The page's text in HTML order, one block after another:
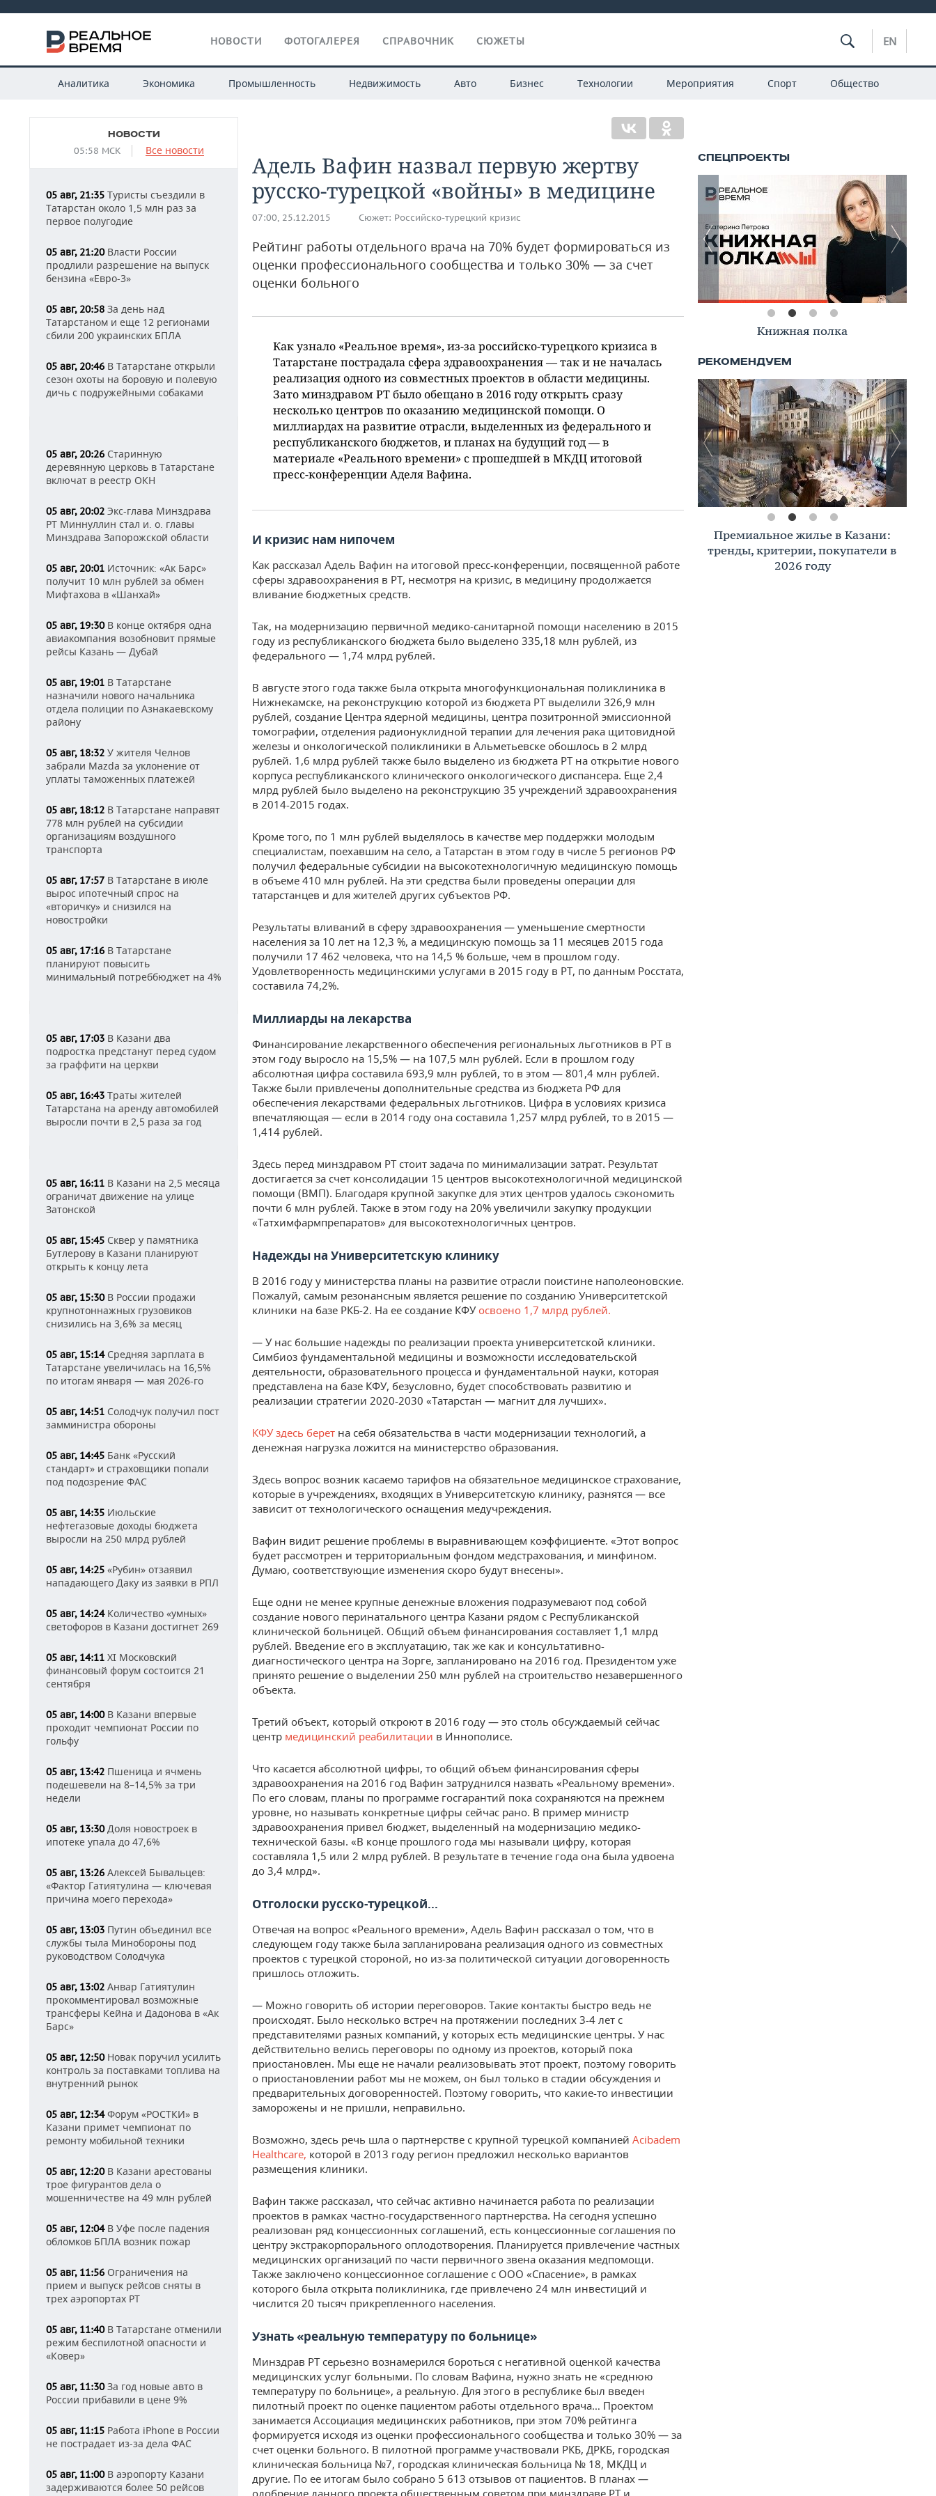
НОВОСТИ ФОТОГАЛЕРЕЯ СПРАВОЧНИК СЮЖЕТЫ EN
Аналитика Экономика Промышленность Недвижимость Авто Бизнес Технологии Мероприятия Спорт Общество
НОВОСТИ
05:58 МСК Все новости
05 авг, 21:35 Туристы съездили в
Татарстан около 1,5 млн раз за
первое полугодие
05 авг, 21:20Власти России
продлили разрешение на выпуск
бензина «Евро-3»
05 авг, 20:58 За день над
Татарстаном и еще 12 регионами
сбили 200 украинских БПЛА
05 авг, 20:46 В Татарстане открыли
сезон охоты на боровую и полевую
дичь с подружейными собаками
05 авг, 20:26 Старинную
деревянную церковь в Татарстане
включат в реестр ОКН
05 авг, 20:02 Экс-глава Минздрава
РТ Миннуллин стал и. о. главы
Минздрава Запорожской области
05 авг, 20:01 Источник: «Ак Барс»
получит 10 млн рублей за обмен
Мифтахова в «Шанхай»
05 авг, 19:30В конце октября одна
авиакомпания возобновит прямые
рейсы Казань — Дубай
05 авг, 19:01 В Татарстане
назначили нового начальника
отдела полиции по Азнакаевскому
району
05 авг, 18:32 У жителя Челнов
забрали Mazda за уклонение от
уплаты таможенных платежей
05 авг, 18:12 В Татарстане направят
778 млн рублей на субсидии
организациям воздушного
транспорта
05 авг, 17:57 В Татарстане в июле
вырос ипотечный спрос на
«вторичку» и снизился на
новостройки
05 авг, 17:16 В Татарстане
планируют повысить
минимальный потреббюджет на 4%
05 авг, 17:03 В Казани два
подростка предстанут перед судом
за граффити на церкви
05 авг, 16:43 Траты жителей
Татарстана на аренду автомобилей
выросли почти в 2,5 раза за год
05 авг, 16:11 В Казани на 2,5 месяца
ограничат движение на улице
Затонской
05 авг, 15:45 Сквер у памятника
Бутлерову в Казани планируют
открыть к концу лета
05 авг, 15:30В России продажи
крупнотоннажных грузовиков
снизились на 3,6% за месяц
05 авг, 15:14Средняя зарплата в
Татарстане увеличилась на 16,5%
по итогам января — мая 2026-го
05 авг, 14:51 Солодчук получил пост
замминистра обороны
05 авг, 14:45 Банк «Русский
стандарт» и страховщики попали
под подозрение ФАС
05 авг, 14:35 Июльские
нефтегазовые доходы бюджета
выросли на 250 млрд рублей
05 авг, 14:25 «Рубин» отзаявил
нападающего Даку из заявки в РПЛ
05 авг, 14:24Количество «умных»
светофоров в Казани достигнет 269
05 авг, 14:11 XI Московский
финансовый форум состоится 21
сентября
05 авг, 14:00В Казани впервые
проходит чемпионат России по
гольфу
05 авг, 13:42 Пшеница и ячмень
подешевели на 8–14,5% за три
недели
05 авг, 13:30Доля новостроек в
ипотеке упала до 47,6%
05 авг, 13:26 Алексей Бывальцев:
«Фактор Гатиятулина — ключевая
причина моего перехода»
05 авг, 13:03 Путин объединил все
службы тыла Минобороны под
руководством Солодчука
05 авг, 13:02 Анвар Гатиятулин
прокомментировал возможные
трансферы Кейна и Дадонова в «Ак
Барс»
05 авг, 12:50Новак поручил усилить
контроль за поставками топлива на
внутренний рынок
05 авг, 12:34Форум «РОСТКИ» в
Казани примет чемпионат по
ремонту мобильной техники
05 авг, 12:20В Казани арестованы
трое фигурантов дела о
мошенничестве на 49 млн рублей
05 авг, 12:04В Уфе после падения
обломков БПЛА возник пожар
05 авг, 11:56 Ограничения на
прием и выпуск рейсов сняты в
трех аэропортах РТ
05 авг, 11:40В Татарстане отменили
режим беспилотной опасности и
«Ковер»
05 авг, 11:30За год новые авто в
России прибавили в цене 9%
05 авг, 11:15 Работа iPhone в России
не пострадает из-за дела ФАС
05 авг, 11:00В аэропорту Казани
задерживаются более 50 рейсов
Адель Вафин назвал первую жертву
русско-турецкой «войны» в медицине
07:00, 25.12.2015 Сюжет: Российско-турецкий кризис
Рейтинг работы отдельного врача на 70% будет формироваться из
оценки профессионального сообщества и только 30% — за счет
оценки больного
Как узнало «Реальное время», из-за российско-турецкого кризиса в
Татарстане пострадала сфера здравоохранения — так и не началась
реализация одного из совместных проектов в области медицины.
Зато минздравом РТ было обещано в 2016 году открыть сразу
несколько центров по оказанию медицинской помощи. О
миллиардах на развитие отрасли, выделенных из федерального и
республиканского бюджетов, и планах на будущий год — в
материале «Реального времени» с прошедшей в МКДЦ итоговой
пресс-конференции Аделя Вафина.
И кризис нам нипочем
Как рассказал Адель Вафин на итоговой пресс-конференции, посвященной работе
сферы здравоохранения в РТ, несмотря на кризис, в медицину продолжается
вливание бюджетных средств.
Так, на модернизацию первичной медико-санитарной помощи населению в 2015
году из республиканского бюджета было выделено 335,18 млн рублей, из
федерального — 1,74 млрд рублей.
В августе этого года также была открыта многофункциональная поликлиника в
Нижнекамске, на реконструкцию которой из бюджета РТ выделили 326,9 млн
рублей, создание Центра ядерной медицины, центра позитронной эмиссионной
томографии, отделения радионуклидной терапии для лечения рака щитовидной
железы и онкологической поликлиники в Альметьевске обошлось в 2 млрд
рублей. 1,6 млрд рублей также было выделено из бюджета РТ на открытие нового
корпуса республиканского клинического онкологического диспансера. Еще 2,4
млрд рублей было выделено на реконструкцию 35 учреждений здравоохранения
в 2014-2015 годах.
Кроме того, по 1 млн рублей выделялось в качестве мер поддержки молодым
специалистам, поехавшим на село, а Татарстан в этом году в числе 5 регионов РФ
получил федеральные субсидии на высокотехнологичную медицинскую помощь
в объеме 410 млн рублей. На эти средства были проведены операции для
татарстанцев и для жителей других субъектов РФ.
Результаты вливаний в сферу здравоохранения — уменьшение смертности
населения за 10 лет на 12,3 %, а медицинскую помощь за 11 месяцев 2015 года
получили 17 462 человека, что на 14,5 % больше, чем в прошлом году.
Удовлетворенность медицинскими услугами в 2015 году в РТ, по данным Росстата,
составила 74,2%.
Миллиарды на лекарства
Финансирование лекарственного обеспечения региональных льготников в РТ в
этом году выросло на 15,5% — на 107,5 млн рублей. Если в прошлом году
абсолютная цифра составила 693,9 млн рублей, то в этом — 801,4 млн рублей.
Также были привлечены дополнительные средства из бюджета РФ для
обеспечения лекарствами федеральных льготников. Цифра в условиях кризиса
впечатляющая — если в 2014 году она составила 1,257 млрд рублей, то в 2015 —
1,414 рублей.
Здесь перед минздравом РТ стоит задача по минимализации затрат. Результат
достигается за счет консолидации 15 центров высокотехнологичной медицинской
помощи (ВМП). Благодаря крупной закупке для этих центров удалось сэкономить
почти 6 млн рублей. Также в этом году на 20% увеличили закупку продукции
«Татхимфармпрепаратов» для высокотехнологичных центров.
Надежды на Университетскую клинику
В 2016 году у министерства планы на развитие отрасли поистине наполеоновские.
Пожалуй, самым резонансным является решение по созданию Университетской
клиники на базе РКБ-2. На ее создание КФУосвоено 1,7 млрд рублей.
— У нас большие надежды по реализации проекта университетской клиники.
Симбиоз фундаментальной медицины и возможности исследовательской
деятельности, образовательного процесса и фундаментальной науки, которая
представлена на базе КФУ, безусловно, будет способствовать развитию и
реализации стратегии 2020-2030 «Татарстан — магнит для лучших».
КФУ здесь берет на себя обязательства в части модернизации технологий, а
денежная нагрузка ложится на министерство образования.
Здесь вопрос возник касаемо тарифов на обязательное медицинское страхование,
которые в учреждениях, входящих в Университетскую клинику, разнятся — все
зависит от технологического оснащения медучреждения.
Вафин видит решение проблемы в выравнивающем коэффициенте. «Этот вопрос
будет рассмотрен и территориальным фондом медстрахования, и минфином.
Думаю, соответствующие изменения скоро будут внесены».
Еще одни не менее крупные денежные вложения подразумевают под собой
создание нового перинатального центра Казани рядом с Республиканской
клинической больницей. Общий объем финансирования составляет 1,1 млрд
рублей. Введение его в эксплуатацию, так же как и консультативно-
диагностического центра на Зорге, запланировано на 2016 год. Президентом уже
принято решение о выделении 250 млн рублей на строительство незавершенного
объекта.
Третий объект, который откроют в 2016 году — это столь обсуждаемый сейчас
центр медицинский реабилитации в Иннополисе.
Что касается абсолютной цифры, то общий объем финансирования сферы
здравоохранения на 2016 год Вафин затруднился назвать «Реальному времени».
По его словам, планы по программе госгарантий пока сохраняются на прежнем
уровне, но называть конкретные цифры сейчас рано. В пример министр
здравоохранения привел бюджет, выделенный на модернизацию медико-
технической базы. «В конце прошлого года мы называли цифру, которая
составляла 1,5 или 2 млрд рублей. В результате в течение года она была удвоена
до 3,4 млрд».
Отголоски русско-турецкой...
Отвечая на вопрос «Реального времени», Адель Вафин рассказал о том, что в
следующем году также была запланирована реализация одного из совместных
проектов с турецкой стороной, но из-за политической ситуации договоренность
пришлось отложить.
— Можно говорить об истории переговоров. Такие контакты быстро ведь не
происходят. Было несколько встреч на протяжении последних 3-4 лет с
представителями разных компаний, у которых есть медицинские центры. У нас
действительно велись переговоры по одному из проектов, который пока
приостановлен. Мы еще не начали реализовывать этот проект, поэтому говорить
о приостановлении работ мы не можем, он был только в стадии обсуждения и
предварительных договоренностей. Поэтому говорить, что какие-то инвестиции
заморожены и не пришли, неправильно.
Возможно, здесь речь шла о партнерстве с крупной турецкой компанией Acibadem
Healthcare, которой в 2013 году регион предложил несколько вариантов
размещения клиники.
Вафин также рассказал, что сейчас активно начинается работа по реализации
проектов в рамках частно-государственного партнерства. На сегодня успешно
реализован ряд концессионных соглашений, есть концессионные соглашения по
центру экстракорпорального оплодотворения. Планируется привлечение частных
медицинских организаций по части первичного звена оказания медпомощи.
Также заключено концессионное соглашение с ООО «Спасение», в рамках
которого была открыта поликлиника, где привлечено 24 млн инвестиций и
числится 20 тысяч прикрепленного населения.
Узнать «реальную температуру по больнице»
Минздрав РТ серьезно вознамерился бороться с негативной оценкой качества
медицинских услуг больными. По словам Вафина, нужно знать не «среднюю
температуру по больнице», а реальную. Для этого в республике был введен
пилотный проект по оценке пациентом работы отдельного врача… Проектом
занимается Ассоциация медицинских работников, при этом 70% рейтинга
формируется исходя из оценки профессионального сообщества и только 30% — за
счет оценки больного. В пилотной программе участвовали РКБ, ДРКБ, городская
клиническая больница №7, городская клиническая больница № 18, МКДЦ и
другие. По ее итогам было собрано 5 613 отзывов от пациентов. В планах —
одобрение данного проекта общественным советом при минздраве РТ и
Книжная полка
Премиальное жилье в Казани:
тренды, критерии, покупатели в
2026 году